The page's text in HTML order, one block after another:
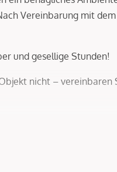
Vereinbarung mit
und gesellige Stunden!
nicht – vereinbaren
dem Vermittler und
besteht.